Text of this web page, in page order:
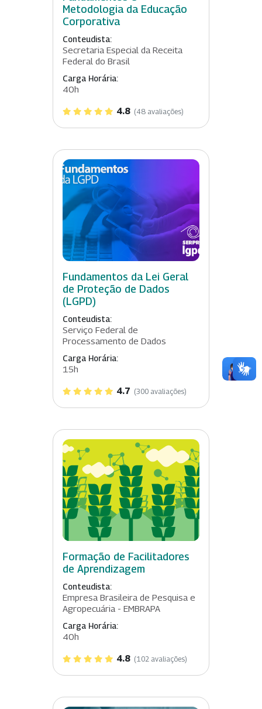
Metodologia da Educação
Corporativa
Conteudista:
Secretaria Especial da Receita
Federal do Brasil
Carga Horária:
40h
4.8 (48 avaliações)
Fundamentos da Lei Geral
de Proteção de Dados
(LGPD)
Conteudista:
Serviço Federal de
Processamento de Dados
Carga Horária:
15h
4.7 (300 avaliações)
Formação de Facilitadores
de Aprendizagem
Conteudista:
Empresa Brasileira de Pesquisa e
Agropecuária - EMBRAPA
Carga Horária:
40h
4.8 (102 avaliações)